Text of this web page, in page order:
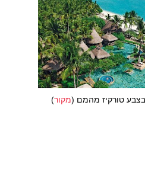
בצבע טורקיז מהמם (מקור)